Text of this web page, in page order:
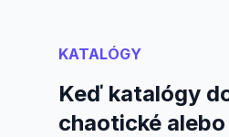
KATALÓGY
Keď katalógy
chaotické